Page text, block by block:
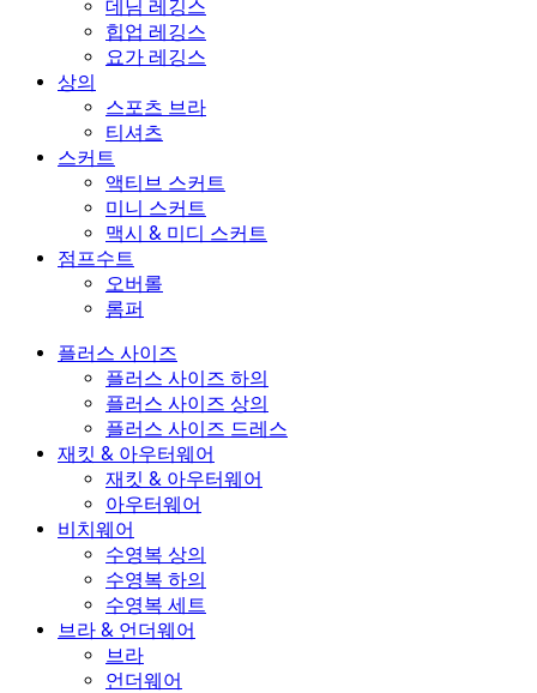
데님 레깅스
힙업 레깅스
요가 레깅스
상의
스포츠 브라
티셔츠
스커트
액티브 스커트
미니 스커트
맥시 & 미디 스커트
점프수트
오버롤
롬퍼
플러스 사이즈
플러스 사이즈 하의
플러스 사이즈 상의
플러스 사이즈 드레스
재킷 & 아우터웨어
재킷 & 아우터웨어
아우터웨어
비치웨어
수영복 상의
수영복 하의
수영복 세트
브라 & 언더웨어
브라
언더웨어